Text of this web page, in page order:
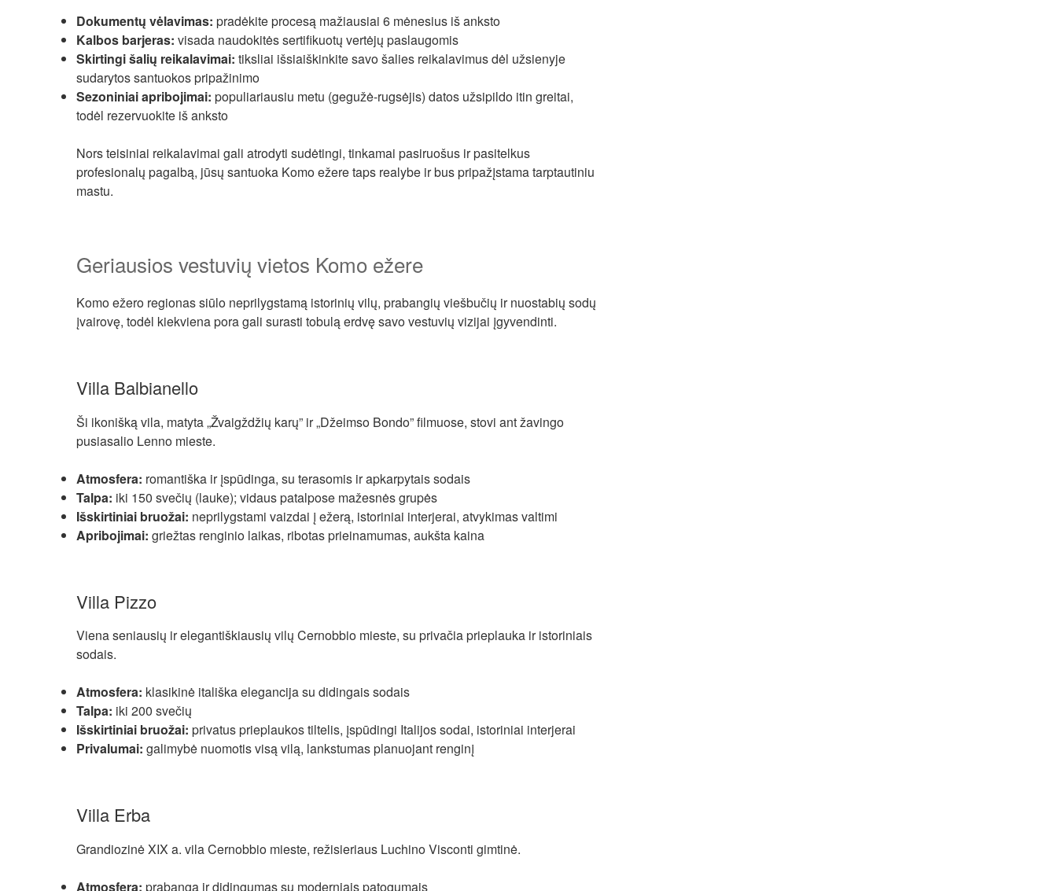
Dokumentų vėlavimas: pradėkite procesą mažiausiai 6 mėnesius iš anksto
Kalbos barjeras: visada naudokitės sertifikuotų vertėjų paslaugomis
Skirtingi šalių reikalavimai: tiksliai išsiaiškinkite savo šalies reikalavimus dėl užsienyje
sudarytos santuokos pripažinimo
Sezoniniai apribojimai: populiariausiu metu (gegužė-rugsėjis) datos užsipildo itin greitai,
todėl rezervuokite iš anksto
Nors teisiniai reikalavimai gali atrodyti sudėtingi, tinkamai pasiruošus ir pasitelkus
profesionalų pagalbą, jūsų santuoka Komo ežere taps realybe ir bus pripažįstama tarptautiniu
mastu.
Geriausios vestuvių vietos Komo ežere
Komo ežero regionas siūlo neprilygstamą istorinių vilų, prabangių viešbučių ir nuostabių sodų
įvairovę, todėl kiekviena pora gali surasti tobulą erdvę savo vestuvių vizijai įgyvendinti.
Villa Balbianello
Ši ikonišką vila, matyta „Žvaigždžių karų” ir „Džeimso Bondo” filmuose, stovi ant žavingo
pusiasalio Lenno mieste.
Atmosfera: romantiška ir įspūdinga, su terasomis ir apkarpytais sodais
Talpa: iki 150 svečių (lauke); vidaus patalpose mažesnės grupės
Išskirtiniai bruožai: neprilygstami vaizdai į ežerą, istoriniai interjerai, atvykimas valtimi
Apribojimai: griežtas renginio laikas, ribotas prieinamumas, aukšta kaina
Villa Pizzo
Viena seniausių ir elegantiškiausių vilų Cernobbio mieste, su privačia prieplauka ir istoriniais
sodais.
Atmosfera: klasikinė itališka elegancija su didingais sodais
Talpa: iki 200 svečių
Išskirtiniai bruožai: privatus prieplaukos tiltelis, įspūdingi Italijos sodai, istoriniai interjerai
Privalumai: galimybė nuomotis visą vilą, lankstumas planuojant renginį
Villa Erba
Grandiozinė XIX a. vila Cernobbio mieste, režisieriaus Luchino Visconti gimtinė.
Atmosfera: prabanga ir didingumas su moderniais patogumais